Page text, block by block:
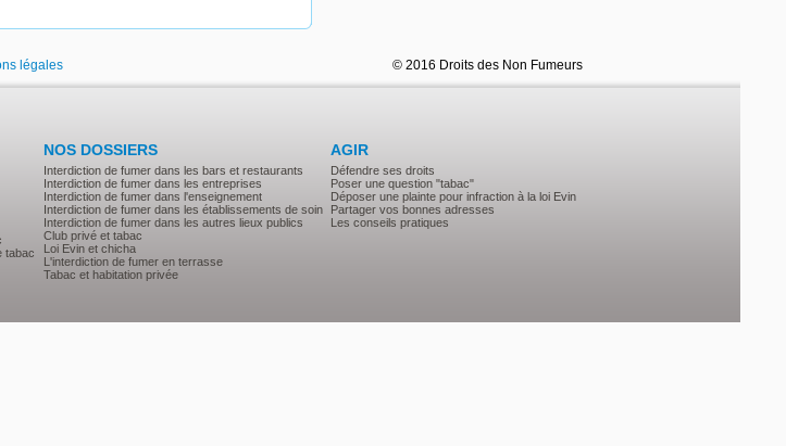
tabac
NOS DOSSIERS
Interdiction de fumer dans les bars et restaurants
Interdiction de fumer dans les entreprises
Interdiction de fumer dans l'enseignement
Interdiction de fumer dans les établissements de soin
Interdiction de fumer dans les autres lieux publics
Club privé et tabac
Loi Evin et chicha
L'interdiction de fumer en terrasse
Tabac et habitation privée
AGIR
Défendre ses droits
Poser une question "tabac"
Déposer une plainte pour infraction à la loi Evin
Partager vos bonnes adresses
Les conseils pratiques
légales © 2016 Droits des Non Fumeurs